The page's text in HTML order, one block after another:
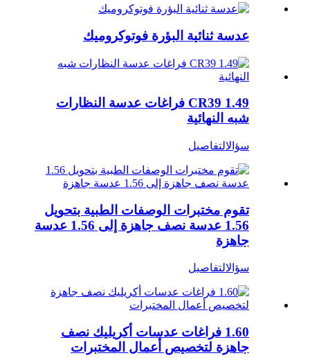
عدسة ثنائية البؤرة فوتوكروميك
1.49 CR39 فراغات عدسة النظارات
شبه النهائية
سؤالالتفاصيل
تقوم مختبرات الوصفات الطبية بتحويل
1.56 عدسة نصف جاهزة إلى 1.56 عدسة
جاهزة
سؤالالتفاصيل
1.60 فراغات عدسات أكريليك نصف
جاهزة لتخصيص أعمال المختبرات